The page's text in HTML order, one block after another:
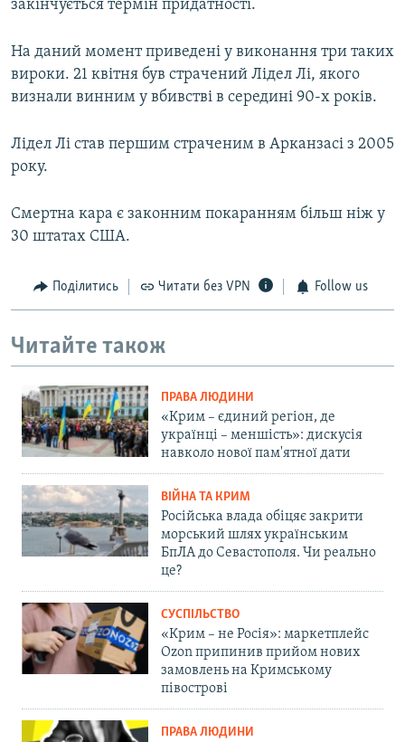
закінчується термін придатності.
На даний момент приведені у виконання три таких
вироки. 21 квітня був страчений Лідел Лі, якого
визнали винним у вбивстві в середині 90-х років.
Лідел Лі став першим страченим в Арканзасі з 2005
року.
Смертна кара є законним покаранням більш ніж у
30 штатах США.
Поділитись Читати без VPN Follow us
Читайте також
ПРАВА ЛЮДИНИ
«Крим – єдиний регіон, де
українці – меншість»: дискусія
навколо нової пам'ятної дати
ВІЙНА ТА КРИМ
Російська влада обіцяє закрити
морський шлях українським
БпЛА до Севастополя. Чи реально
це?
СУСПІЛЬСТВО
«Крим – не Росія»: маркетплейс
Ozon припинив прийом нових
замовлень на Кримському
півострові
ПРАВА ЛЮДИНИ